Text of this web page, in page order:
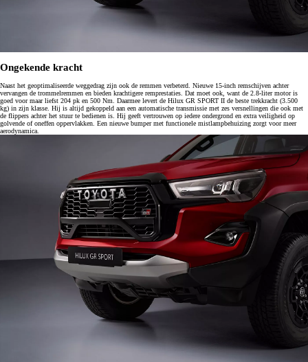
Ongekende kracht
Naast het geoptimaliseerde weggedrag zijn ook de remmen verbeterd. Nieuwe 15-inch remschijven achter
vervangen de trommelremmen en bieden krachtigere remprestaties. Dat moet ook, want de 2.8-liter motor is
goed voor maar liefst 204 pk en 500 Nm. Daarmee levert de Hilux GR SPORT II de beste trekkracht (3.500
kg) in zijn klasse. Hij is altijd gekoppeld aan een automatische transmissie met zes versnellingen die ook met
de flippers achter het stuur te bedienen is. Hij geeft vertrouwen op iedere ondergrond en extra veiligheid op
golvende of oneffen oppervlakken. Een nieuwe bumper met functionele mistlampbehuizing zorgt voor meer
aerodynamica.